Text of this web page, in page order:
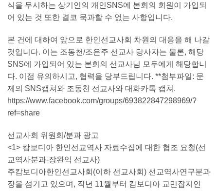
식을 무시하는 상기인의 개인SNS에 본회의 회원이 가입되
어 있는 것 또한 결코 묵과할 수 없는 사항입니다.
본 건에 대하여 앞으로 한인선교사회 차원의 대응을 해 나갈
것입니다. 이는 조동천/조은주 선교사 당사자는 물론, 해당
SNS에 가입되어 있는 본회의 선교사님 모두에게 해당합니
다. 이점 유의하시고, 협력을 당부드립니다. **첨부파일: 문
제의 SNS캡쳐와 조동천 선교사와 대화카톡 캡쳐.
https://www.facebook.com/groups/693822847298969/?
ref=share
선교사회 위원회/분과 광고
<1> 캄보디아 한인선교역사 자료수집에 대한 협조 요청(선
교역사분과-장완익 선교사)
주캄보디아한인선교사회(이하 선교사회) 선교역사연구분과
장을 섬기고 있으며, 작년 11월부터 캄보디아 교민잡지인